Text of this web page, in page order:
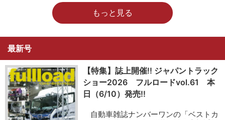
もっと見る
最新号
【特集】誌上開催!! ジャパントラック
ショー2026 フルロードvol.61 本
日（6/10）発売!!
自動車雑誌ナンバーワンの「ベストカ